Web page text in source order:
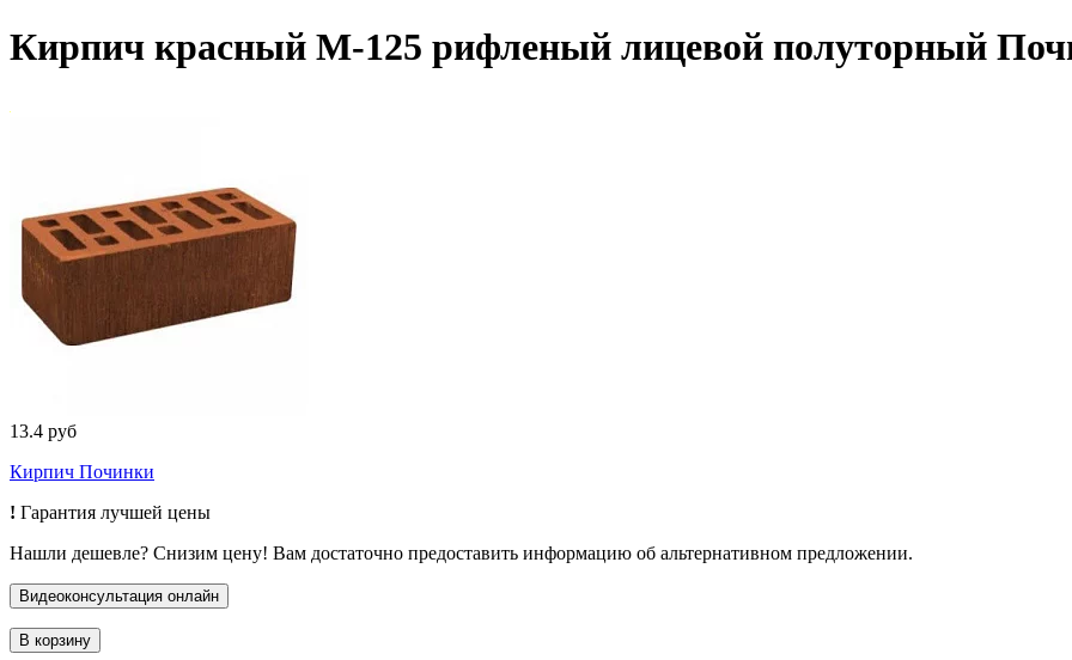
Кирпич красный М-125 рифленый лицевой полуторный
13.4 руб
Кирпич Починки
! Гарантия лучшей цены
Нашли дешевле? Снизим цену! Вам достаточно предоставить информацию об альтернативном предложении.